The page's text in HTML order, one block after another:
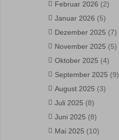
Februar 2026 (2)
Januar 2026 (5)
Dezember 2025 (7)
November 2025 (5)
Oktober 2025 (4)
September 2025 (9)
August 2025 (3)
Juli 2025 (8)
Juni 2025 (8)
Mai 2025 (10)